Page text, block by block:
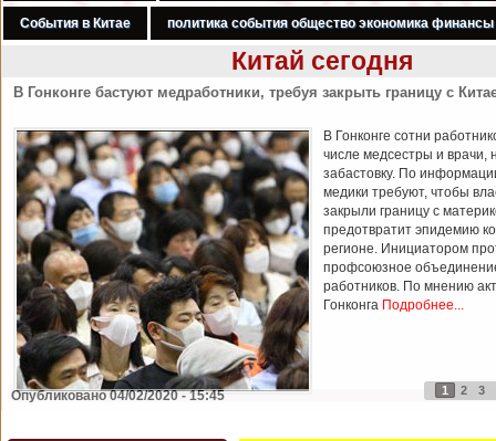
События в Китае политика события общество экономика финансы
Китай сегодня
В Гонконге бастуют медработники, требуя закрыть границу с
В Гонконге сотни
числе медсестры и врачи,
забастовку. По
медики требуют, чтобы
закрыли границу с
предотвратит эпидемию
регионе. Инициатором
профсоюзное
работников. По мнению
Гонконга Подробнее...
Опубликовано 04/02/2020 - 15:45 1 2 3